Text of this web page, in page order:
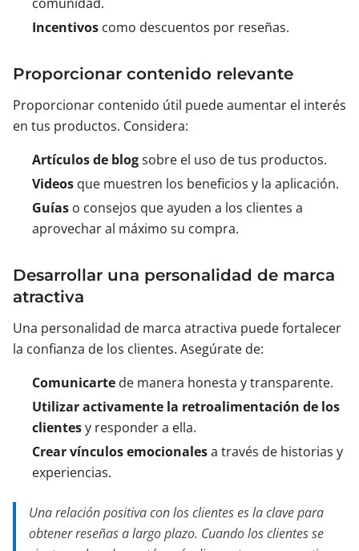
Incentivos como descuentos por reseñas.
Proporcionar contenido relevante
Proporcionar contenido útil puede aumentar el interés
en tus productos. Considera:
Artículos de blogsobre el uso de tus productos.
Videos que muestren los beneficios y la aplicación.
Guías o consejos que ayuden a los clientes a
aprovechar al máximo su compra.
Desarrollar una personalidad de marca
atractiva
Una personalidad de marca atractiva puede fortalecer
la confianza de los clientes. Asegúrate de:
Comunicarte de manera honesta y transparente.
Utilizar activamente la retroalimentación de los
clientesy responder a ella.
Crear vínculos emocionalesa través de historias y
experiencias.
Una relación positiva con los clientes es la clave para
obtener reseñas a largo plazo. Cuando los clientes se